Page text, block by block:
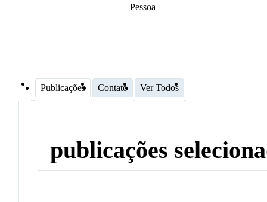
Pessoa
Publicações Contato Ver Todos
publicações